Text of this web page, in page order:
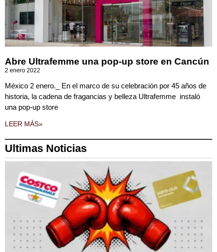
Abre Ultrafemme una pop-up store en Cancún
2 enero 2022
México 2 enero._ En el marco de su celebración por 45 años de
historia, la cadena de fragancias y belleza Ultrafemme instaló
una pop-up store
LEER MÁS»
Ultimas Noticias